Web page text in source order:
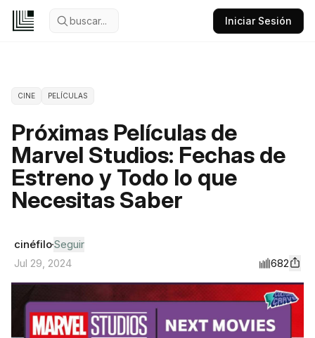
buscar... Iniciar Sesión
CINE PELÍCULAS
Próximas Películas de
Marvel Studios: Fechas de
Estreno y Todo lo que
Necesitas Saber
cinéfiloSeguir
Jul 29, 2024
682